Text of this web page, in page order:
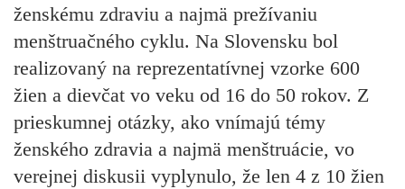
ženskému zdraviu a najmä prežívaniu
menštruačného cyklu. Na Slovensku bol
realizovaný na reprezentatívnej vzorke 600
žien a dievčat vo veku od 16 do 50 rokov. Z
prieskumnej otázky, ako vnímajú témy
ženského zdravia a najmä menštruácie, vo
verejnej diskusii vyplynulo, že len 4 z 10 žien